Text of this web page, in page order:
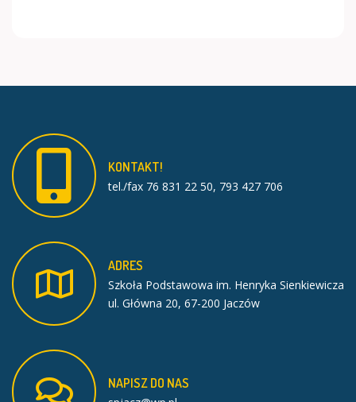
KONTAKT!
tel./fax 76 831 22 50, 793 427 706
ADRES
Szkoła Podstawowa im. Henryka Sienkiewicza
ul. Główna 20, 67-200 Jaczów
NAPISZDO NAS